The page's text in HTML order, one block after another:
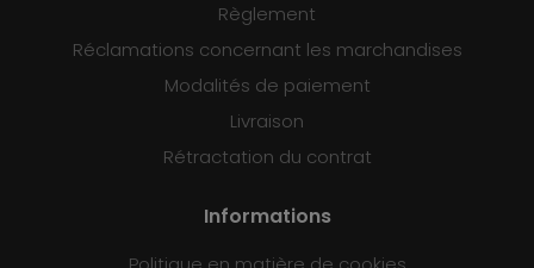
Règlement
Réclamations concernant les marchandises
Modalités de paiement
Livraison
Rétractation du contrat
Informations